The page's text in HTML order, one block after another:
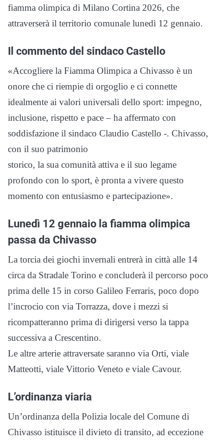
fiamma olimpica di Milano Cortina 2026, che
attraverserà il territorio comunale lunedì 12 gennaio.
Il commento del sindaco Castello
«Accogliere la Fiamma Olimpica a Chivasso è un
onore che ci riempie di orgoglio e ci connette
idealmente ai valori universali dello sport: impegno,
inclusione, rispetto e pace – ha affermato con
soddisfazione il sindaco Claudio Castello -. Chivasso,
con il suo patrimonio
storico, la sua comunità attiva e il suo legame
profondo con lo sport, è pronta a vivere questo
momento con entusiasmo e partecipazione».
Lunedì 12 gennaio la fiamma olimpica
passa da Chivasso
La torcia dei giochi invernali entrerà in città alle 14
circa da Stradale Torino e concluderà il percorso poco
prima delle 15 in corso Galileo Ferraris, poco dopo
l’incrocio con via Torrazza, dove i mezzi si
ricompatteranno prima di dirigersi verso la tappa
successiva a Crescentino.
Le altre arterie attraversate saranno via Orti, viale
Matteotti, viale Vittorio Veneto e viale Cavour.
L’ordinanza viaria
Un’ordinanza della Polizia locale del Comune di
Chivasso istituisce il divieto di transito, ad eccezione